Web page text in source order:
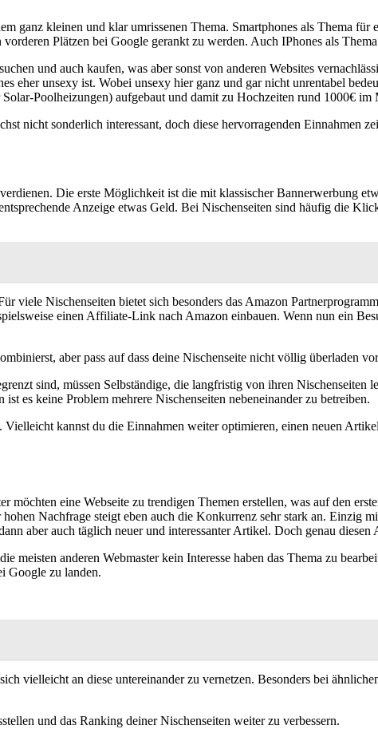
ganz kleinen und klar umrissenen Thema. Smartphones als Thema
Plätzen bei Google gerankt zu werden. Auch IPhones als
und auch kaufen, was aber sonst von anderen Websites
eher unsexy ist. Wobei unsexy hier ganz und gar nicht unrentabel
Solar-Poolheizungen) aufgebaut und damit zu Hochzeiten rund 1000€ im
nicht sonderlich interessant, doch diese hervorragenden Einnahmen
Die erste Möglichkeit ist die mit klassischer Bannerwerbung
Anzeige etwas Geld. Bei Nischenseiten sind häufig die
Nischenseiten bietet sich besonders das Amazon
einen Affiliate-Link nach Amazon einbauen. Wenn nun ein
aber pass auf dass deine Nischenseite nicht völlig überladen
sind, müssen Selbständige, die langfristig von ihren Nischenseiten
es keine Problem mehrere Nischenseiten nebeneinander zu betreiben.
kannst du die Einnahmen weiter optimieren, einen neuen
möchten eine Webseite zu trendigen Themen erstellen, was auf den
Nachfrage steigt eben auch die Konkurrenz sehr stark an. Einzig
aber auch täglich neuer und interessanter Artikel. Doch genau
meisten anderen Webmaster kein Interesse haben das Thema zu
Google zu landen.
vielleicht an diese untereinander zu vernetzen. Besonders bei
und das Ranking deiner Nischenseiten weiter zu verbessern.